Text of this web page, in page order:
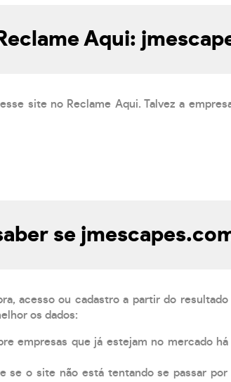
Aqui:
site no Reclame Aqui. Talvez a
se
acesso ou cadastro a partir do
os dados:
empresas que já estejam no mercado
se o site não está tentando se passar